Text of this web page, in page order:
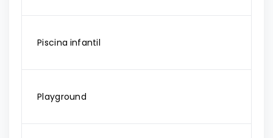
Piscina infantil
Playground